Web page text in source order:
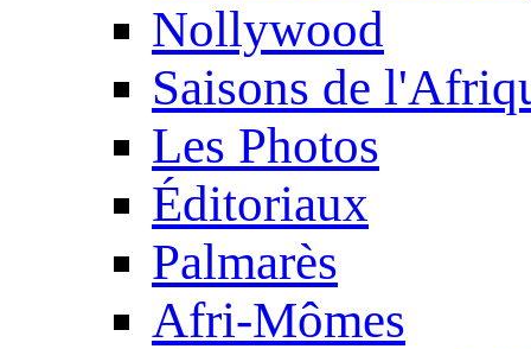
Nollywood
Saisons de
Les Photos
Éditoriaux
Palmarès
Afri-Mômes